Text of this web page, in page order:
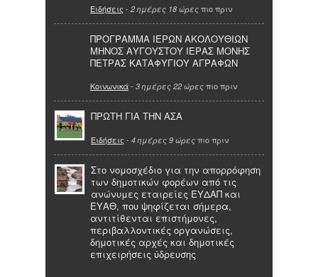
Ειδήσεις - 2 ημέρες 18 ώρες πιο πριν
ΠΡΟΓΡΑΜΜΑ ΙΕΡΩΝ ΑΚΟΛΟΥΘΙΩΝ
ΜΗΝΟΣ ΑΥΓΟΥΣΤΟΥ ΙΕΡΑΣ ΜΟΝΗΣ
ΠΕΤΡΑΣ ΚΑΤΑΦΥΓΙΟΥ ΑΓΡΑΦΩΝ
Κοινωνικά- 3 ημέρες 22 ώρες πιο πριν
ΠΡΩΤΗ ΓΙΑ ΤΗΝ ΑΣΑ
Ειδήσεις - 4 ημέρες 9 ώρες πιο πριν
Στο νομοσχέδιο για την απορρόφηση
των δημοτικών φορέων από τις
ανώνυμες εταιρείες ΕΥΔΑΠ και
ΕΥΑΘ, που ψηφίζεται σήμερα,
αντιτίθενται επιστήμονες,
περιβαλλοντικές οργανώσεις,
δημοτικές αρχές και δημοτικές
επιχειρήσεις ύδρευσης